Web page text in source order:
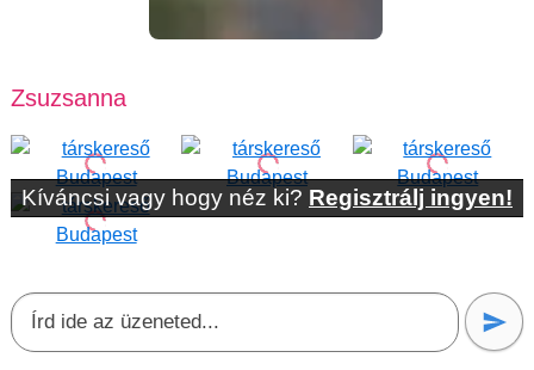
Zsuzsanna
Kíváncsi vagy hogy néz ki? Regisztrálj ingyen!